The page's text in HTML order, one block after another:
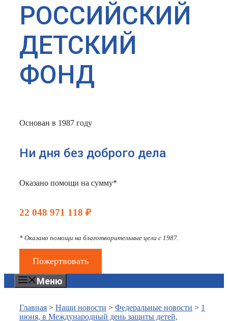
РОССИЙСКИЙ
ДЕТСКИЙ
ФОНД
Основан в 1987 году
Ни дня без доброго дела
Оказано помощи на сумму*
22 048 971 118 ₽
* Оказано помощи на благотворительные цели с 1987.
Пожертвовать
Меню
Главная > Наши новости > Федеральные новости > 1
июня, в Международный день защиты детей,